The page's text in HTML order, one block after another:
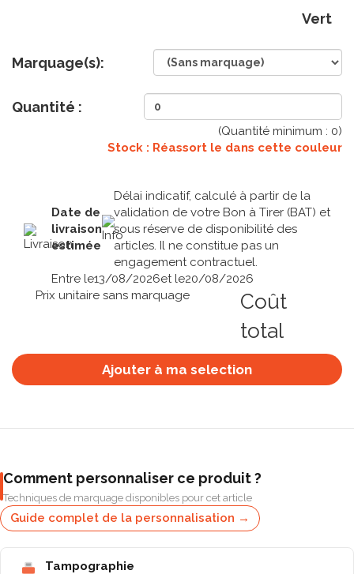
Vert
Marquage(s):
Quantité :
(Quantité minimum : 0)
Stock : Réassort le dans cette couleur
Date de
livraison
estimée
Délai indicatif, calculé à partir de la
validation de votre Bon à Tirer (BAT) et
sous réserve de disponibilité des
articles. Il ne constitue pas un
engagement contractuel.
Entre le13/08/2026et le20/08/2026
Prix unitaire sans marquage
Coût
total
Ajouter à ma selection
Comment personnaliser ce produit ?
Techniques de marquage disponibles pour cet article
Guide complet de la personnalisation →
Tampographie